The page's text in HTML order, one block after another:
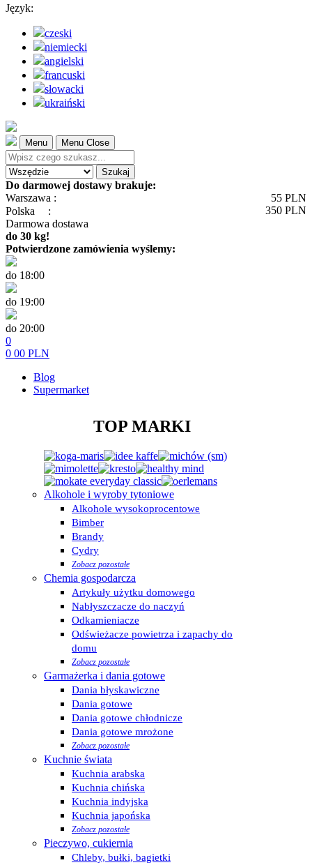
Język:
czeski
niemiecki
angielski
francuski
słowacki
ukraiński
Menu Menu Close
Szukaj
Do darmowej dostawy brakuje:
Warszawa :
55 PLN
Polska
: 350 PLN
Darmowa dostawa
do 30 kg!
Potwierdzone zamówienia wyślemy:
do 18:00
do 19:00
do 20:00
0
0 00 PLN
Blog
Supermarket
TOP MARKI
Alkohole i wyroby tytoniowe
Alkohole wysokoprocentowe
Bimber
Brandy
Cydry
Zobacz pozostałe
Chemia gospodarcza
Artykuły użytku domowego
Nabłyszczacze do naczyń
Odkamieniacze
Odświeżacze powietrza i zapachy do
domu
Zobacz pozostałe
Garmażerka i dania gotowe
Dania błyskawiczne
Dania gotowe
Dania gotowe chłodnicze
Dania gotowe mrożone
Zobacz pozostałe
Kuchnie świata
Kuchnia arabska
Kuchnia chińska
Kuchnia indyjska
Kuchnia japońska
Zobacz pozostałe
Pieczywo, cukiernia
Chleby, bułki, bagietki